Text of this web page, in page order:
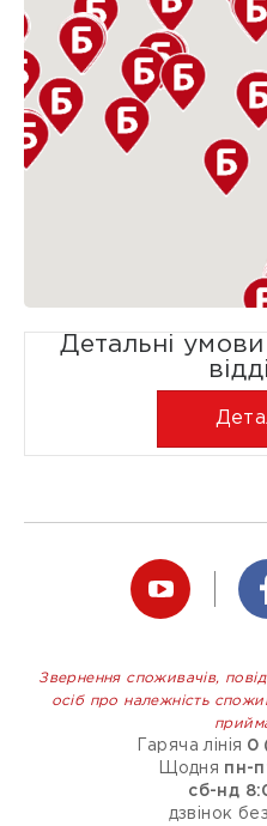
Детальні умови
Звернення споживачів,
осіб про належність
Гаряча лінія 0
Щодня пн-
сб-нд
дзвінок